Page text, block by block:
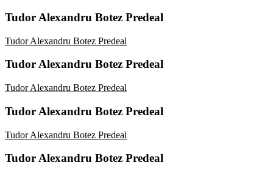
Tudor Alexandru Botez Predeal
Tudor Alexandru Botez Predeal
Tudor Alexandru Botez Predeal
Tudor Alexandru Botez Predeal
Tudor Alexandru Botez Predeal
Tudor Alexandru Botez Predeal
Tudor Alexandru Botez Predeal